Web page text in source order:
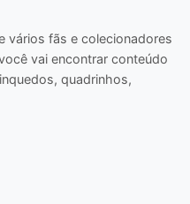
vários fãs e colecionadores
vai encontrar conteúdo
quadrinhos,